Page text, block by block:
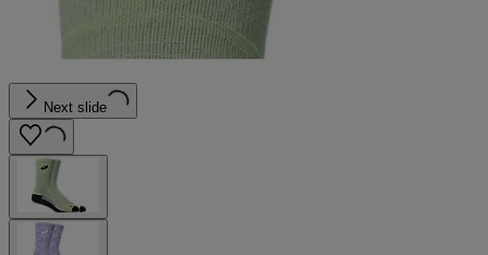
Next slide